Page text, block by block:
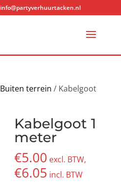
info@partyverhuurtacken.nl
Buiten terrein / Kabelgoot
Kabelgoot 1
meter
€5.00 excl. BTW,
€6.05 incl. BTW